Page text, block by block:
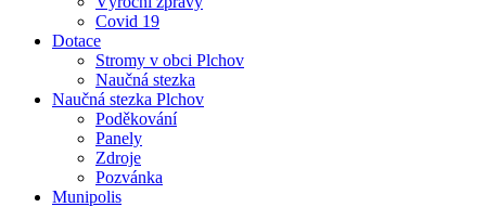
Covid 19
Dotace
Stromy v obci Plchov
Naučná stezka
Naučná stezka Plchov
Poděkování
Panely
Zdroje
Pozvánka
Munipolis